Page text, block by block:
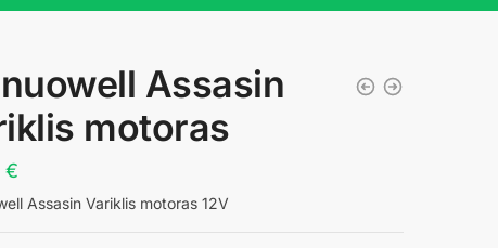
Assasin
motoras
€
Assasin Variklis motoras 12V